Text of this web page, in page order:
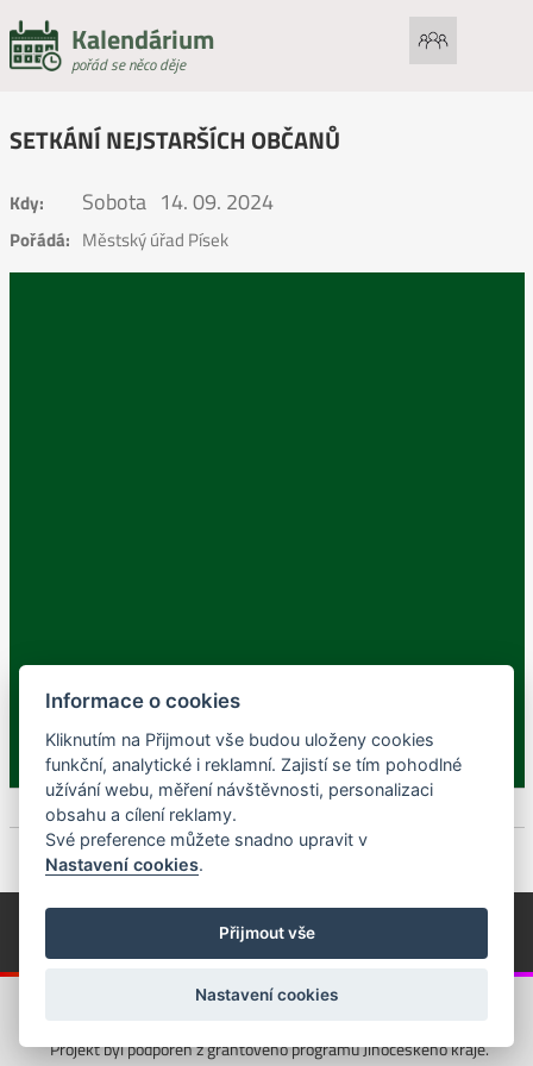
Kalendárium
pořád se něco děje
SETKÁNÍ NEJSTARŠÍCH OBČANŮ
Kdy: Sobota 14. 09. 2024
Pořádá: Městský úřad Písek
© Píseckem / Kalendárium (Změna programu vyhrazena!)
(Cookies)
© 2018 - 2026 Realizace a správa webu:
Projekt byl podpořen z grantového programu Jihočeského kraje.
Informace o cookies
Kliknutím na Přijmout vše budou uloženy cookies
funkční, analytické i reklamní. Zajistí se tím pohodlné
užívání webu, měření návštěvnosti, personalizaci
obsahu a cílení reklamy.
Své preference můžete snadno upravit v
Nastavení cookies.
Přijmout vše
Nastavení cookies